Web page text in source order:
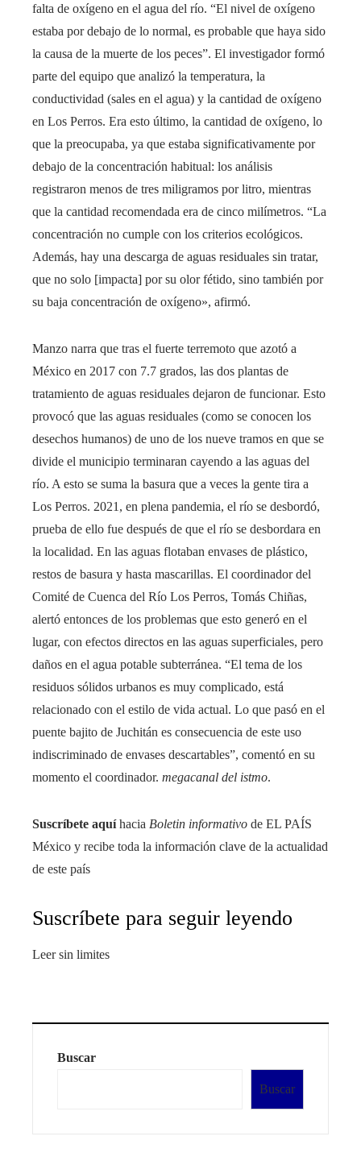
falta de oxígeno en el agua del río. “El nivel de oxígeno
estaba por debajo de lo normal, es probable que haya sido
la causa de la muerte de los peces”. El investigador formó
parte del equipo que analizó la temperatura, la
conductividad (sales en el agua) y la cantidad de oxígeno
en Los Perros. Era esto último, la cantidad de oxígeno, lo
que la preocupaba, ya que estaba significativamente por
debajo de la concentración habitual: los análisis
registraron menos de tres miligramos por litro, mientras
que la cantidad recomendada era de cinco milímetros. “La
concentración no cumple con los criterios ecológicos.
Además, hay una descarga de aguas residuales sin tratar,
que no solo [impacta] por su olor fétido, sino también por
su baja concentración de oxígeno», afirmó.
Manzo narra que tras el fuerte terremoto que azotó a
México en 2017 con 7.7 grados, las dos plantas de
tratamiento de aguas residuales dejaron de funcionar. Esto
provocó que las aguas residuales (como se conocen los
desechos humanos) de uno de los nueve tramos en que se
divide el municipio terminaran cayendo a las aguas del
río. A esto se suma la basura que a veces la gente tira a
Los Perros. 2021, en plena pandemia, el río se desbordó,
prueba de ello fue después de que el río se desbordara en
la localidad. En las aguas flotaban envases de plástico,
restos de basura y hasta mascarillas. El coordinador del
Comité de Cuenca del Río Los Perros, Tomás Chiñas,
alertó entonces de los problemas que esto generó en el
lugar, con efectos directos en las aguas superficiales, pero
daños en el agua potable subterránea. “El tema de los
residuos sólidos urbanos es muy complicado, está
relacionado con el estilo de vida actual. Lo que pasó en el
puente bajito de Juchitán es consecuencia de este uso
indiscriminado de envases descartables”, comentó en su
momento el coordinador. megacanal del istmo.
Suscríbete aquí hacia Boletin informativo de EL PAÍS
México y recibe toda la información clave de la actualidad
de este país
Suscríbete para seguir leyendo
Leer sin limites
Buscar
Buscar